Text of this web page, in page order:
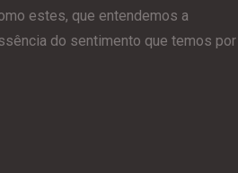
estes, que entendemos a
do sentimento que temos por